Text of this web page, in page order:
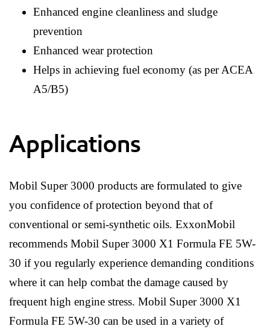
Enhanced engine cleanliness and sludge
prevention
Enhanced wear protection
Helps in achieving fuel economy (as per ACEA
A5/B5)
Applications
Mobil Super 3000 products are formulated to give
you confidence of protection beyond that of
conventional or semi-synthetic oils. ExxonMobil
recommends Mobil Super 3000 X1 Formula FE 5W-
30 if you regularly experience demanding conditions
where it can help combat the damage caused by
frequent high engine stress. Mobil Super 3000 X1
Formula FE 5W-30 can be used in a variety of